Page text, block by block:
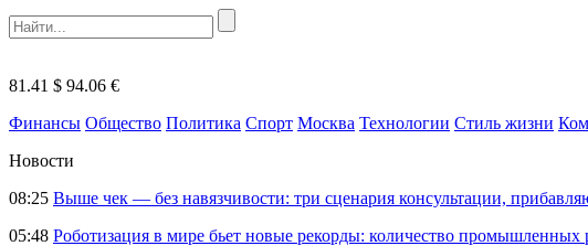
81.41 $ 94.06 €
Финансы Общество Политика Спорт Москва Технологии Стиль жизни
Новости
08:25 Выше чек — без навязчивости: три сценария консультации,
05:48 Роботизация в мире бьет новые рекорды: количество промышленных